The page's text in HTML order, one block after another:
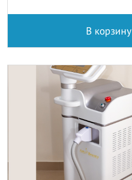
В корзину